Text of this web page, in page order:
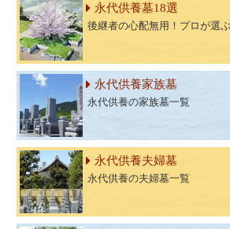
永代供養墓18選
後継者の心配無用！プロが選
永代供養家族墓
永代供養の家族墓一覧
永代供養夫婦墓
永代供養の夫婦墓一覧